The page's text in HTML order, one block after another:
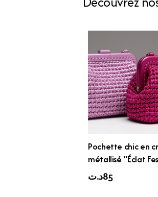
Pochette chic en
métallisé “Éclat
85د.ت